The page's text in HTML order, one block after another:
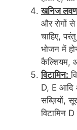
खनिज
और रोगों से
चाहिए,
भोजन में
कैल्शियम,
विटामिन:
D, E आदि
सब्ज़ियों,
विटामिन